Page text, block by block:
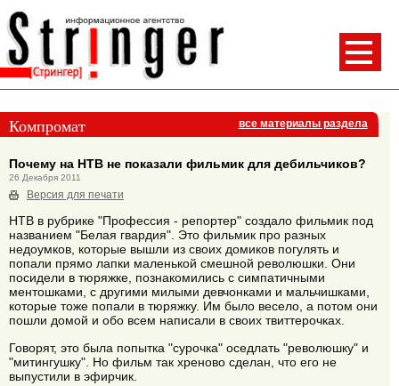
Компромат все материалы раздела
Почему на НТВ не показали фильмик для дебильчиков?
26 Декабря 2011
Версия для печати
НТВ в рубрике "Профессия - репортер" создало фильмик под
названием "Белая гвардия". Это фильмик про разных
недоумков, которые вышли из своих домиков погулять и
попали прямо лапки маленькой смешной революшки. Они
посидели в тюряжке, познакомились с симпатичными
ментошками, с другими милыми девчонками и мальчишками,
которые тоже попали в тюряжку. Им было весело, а потом они
пошли домой и обо всем написали в своих твиттерочках.
Говорят, это была попытка "сурочка" оседлать "революшку" и
"митингушку". Но фильм так хреново сделан, что его не
выпустили в эфирчик.